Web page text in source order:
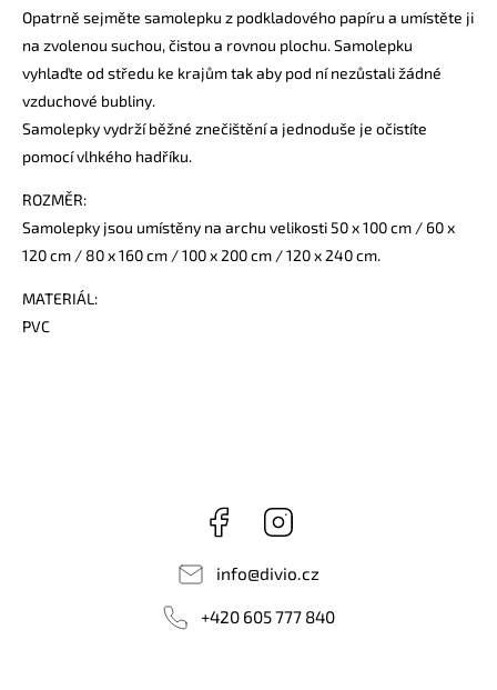
Opatrně sejměte samolepku z podkladového papíru a umístěte ji
na zvolenou suchou, čistou a rovnou plochu. Samolepku
vyhlaďte od středu ke krajům tak aby pod ní nezůstali žádné
vzduchové bubliny.
Samolepky vydrží běžné znečištění a jednoduše je očistíte
pomocí vlhkého hadříku.
ROZMĚR:
Samolepky jsou umístěny na archu velikosti 50 x 100 cm / 60 x
120 cm / 80 x 160 cm / 100 x 200 cm / 120 x 240 cm.
MATERIÁL:
PVC
Facebook
info@divio.cz
+420 605 777 840